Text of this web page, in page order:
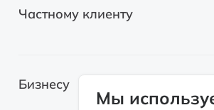
Частному клиенту
Автомобили с пробегом
Бизнесу
Мы